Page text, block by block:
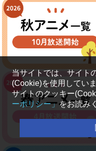
当サイトでは、サイト
(Cookie)を使用していま
サイトのクッキー
ーポリシー」をお読み